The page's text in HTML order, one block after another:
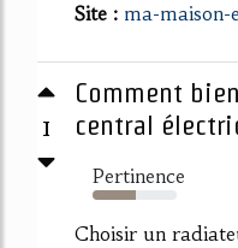
Site : ma-
1
Comment
central
Pertinence
51%
Choisir un